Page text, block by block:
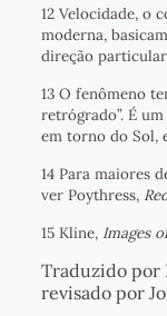
12 Velocidade, o
moderna,
direção
13 O fenômeno
retrógrado”. É
em torno do Sol,
14 Para maiores
ver Poythress,
15 Kline, Images
Traduzido por
revisado por